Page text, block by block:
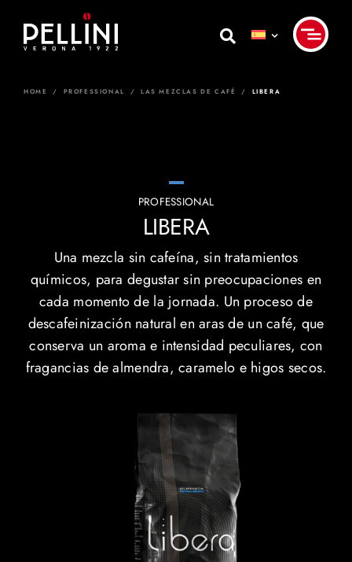
content
HOME / PROFESSIONAL / LAS MEZCLAS DE CAFÉ / LIBERA
PROFESSIONAL
LIBERA
Una mezcla sin cafeína, sin tratamientos
químicos, para degustar sin preocupaciones en
cada momento de la jornada. Un proceso de
descafeinización natural en aras de un café, que
conserva un aroma e intensidad peculiares, con
fragancias de almendra, caramelo e higos secos.